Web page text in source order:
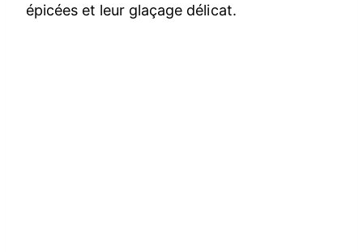
épicées et leur glaçage délicat.